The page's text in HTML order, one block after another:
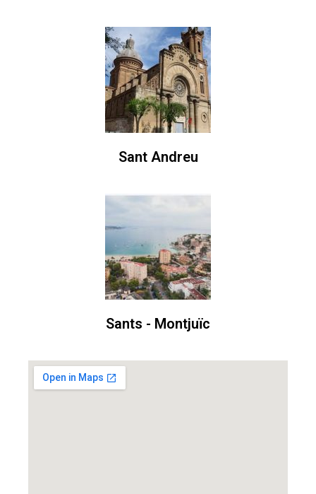
Sant Andreu
Sants - Montjuïc